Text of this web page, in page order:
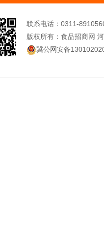
联系电话：0311-
版权所有：食品招商网
冀公网安备